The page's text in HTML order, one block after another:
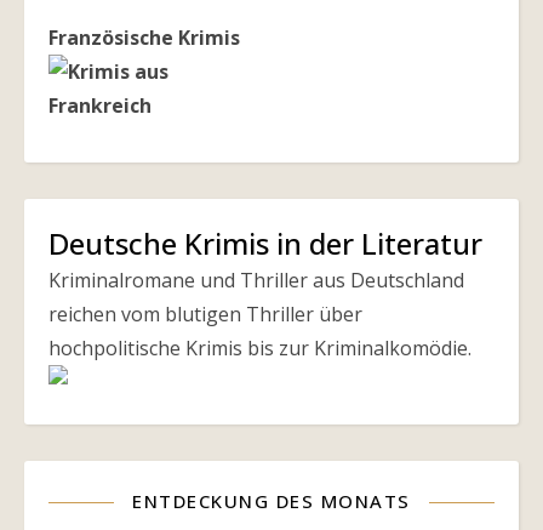
Französische Krimis
Deutsche Krimis in der Literatur
Kriminalromane und Thriller aus Deutschland
reichen vom blutigen Thriller über
hochpolitische Krimis bis zur Kriminalkomödie.
ENTDECKUNG DES MONATS